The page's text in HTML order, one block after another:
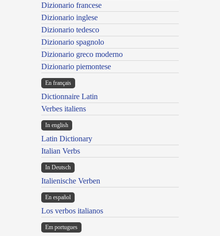
Dizionario francese
Dizionario inglese
Dizionario tedesco
Dizionario spagnolo
Dizionario greco moderno
Dizionario piemontese
En français
Dictionnaire Latin
Verbes italiens
In english
Latin Dictionary
Italian Verbs
In Deutsch
Italienische Verben
En español
Los verbos italianos
Em portugues